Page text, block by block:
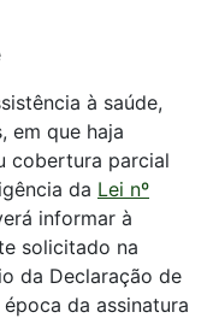
à saúde,
em que haja
cobertura parcial
da Lei nº
informar à
solicitado na
da Declaração de
da assinatura